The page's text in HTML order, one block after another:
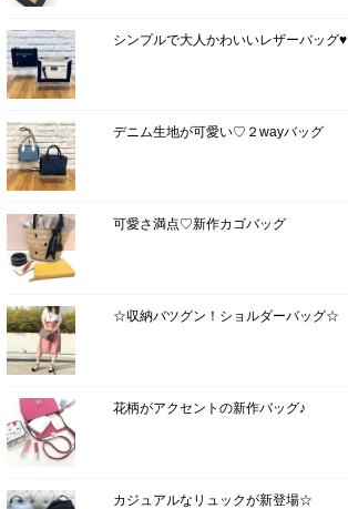
シンプルで大人かわいいレザーバッグ♥
デニム生地が可愛い♡２wayバッグ
可愛さ満点♡新作カゴバッグ
☆収納バツグン！ショルダーバッグ☆
花柄がアクセントの新作バッグ♪
カジュアルなリュックが新登場☆